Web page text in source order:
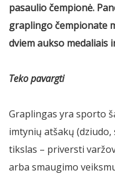
pasaulio čempionė.
graplingo čempionate
dviem aukso medaliais
Teko pavargti
Graplingas yra sporto
imtynių atšakų (dziudo,
tikslas – priversti
arba smaugimo